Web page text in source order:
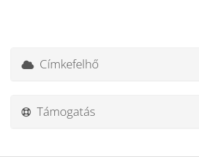
Címkefelhő
Támogatás